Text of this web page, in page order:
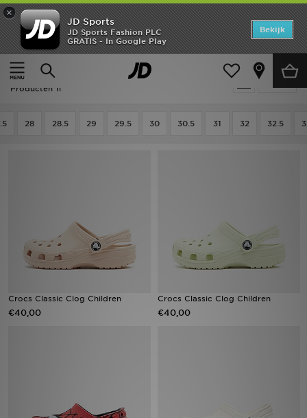
×
JD Sports
JD Sports Fashion PLC
GRATIS - In Google Play
Bekijk
Thuis
Kids Kinderschoenen (Maten 28-35) Slippers & Sandalen
Kids - Crocs Slippers & Sandalen
Producten 11
28 28.5 29 29.5 30 30.5 31 32 32.5
Crocs Classic Clog Children
€40,00
Crocs Classic Clog Children
€40,00
Home
Offers
New In
Voetbal